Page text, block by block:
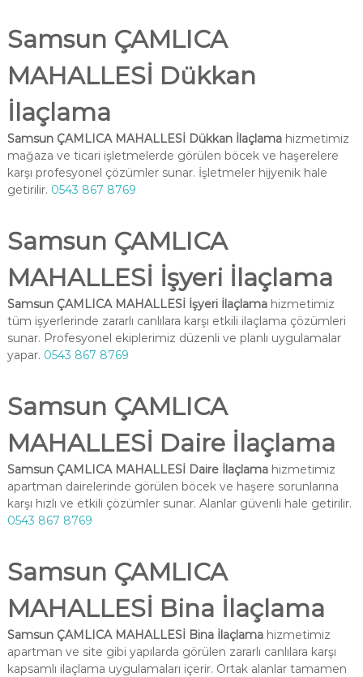
Samsun ÇAMLICA
MAHALLESİ Dükkan
İlaçlama
Samsun ÇAMLICA MAHALLESİ Dükkan İlaçlamahizmetimiz
mağaza ve ticari işletmelerde görülen böcek ve haşerelere
karşı profesyonel çözümler sunar. İşletmeler hijyenik hale
getirilir. 0543 867 8769
Samsun ÇAMLICA
MAHALLESİ İşyeri İlaçlama
Samsun ÇAMLICA MAHALLESİ İşyeri İlaçlamahizmetimiz
tüm işyerlerinde zararlı canlılara karşı etkili ilaçlama çözümleri
sunar. Profesyonel ekiplerimiz düzenli ve planlı uygulamalar
yapar. 0543 867 8769
Samsun ÇAMLICA
MAHALLESİ Daire İlaçlama
Samsun ÇAMLICA MAHALLESİ Daire İlaçlamahizmetimiz
apartman dairelerinde görülen böcek ve haşere sorunlarına
karşı hızlı ve etkili çözümler sunar. Alanlar güvenli hale getirilir.
0543 867 8769
Samsun ÇAMLICA
MAHALLESİ Bina İlaçlama
Samsun ÇAMLICA MAHALLESİ Bina İlaçlamahizmetimiz
apartman ve site gibi yapılarda görülen zararlı canlılara karşı
kapsamlı ilaçlama uygulamaları içerir. Ortak alanlar tamamen